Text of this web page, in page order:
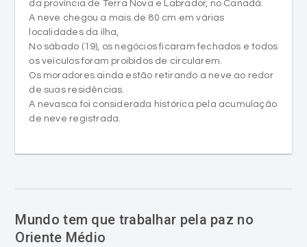
da província de Terra Nova e Labrador, no Canadá.
A neve chegou a mais de 80 cm em várias
localidades da ilha,
No sábado (19), os negócios ficaram fechados e todos
os veículos foram proibidos de circularem.
Os moradores ainda estão retirando a neve ao redor
de suas residências.
A nevasca foi considerada histórica pela acumulação
de neve registrada.
Mundo tem que trabalhar pela paz no
Oriente Médio